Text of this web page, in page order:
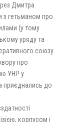
Дмитра
з гетьманом про
(у тому
уряду та
союзу
про
УНР у
приєднались до
корпусом і